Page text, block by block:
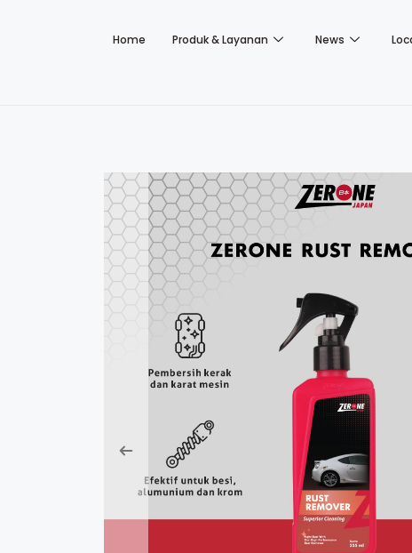
Home Produk & Layanan News